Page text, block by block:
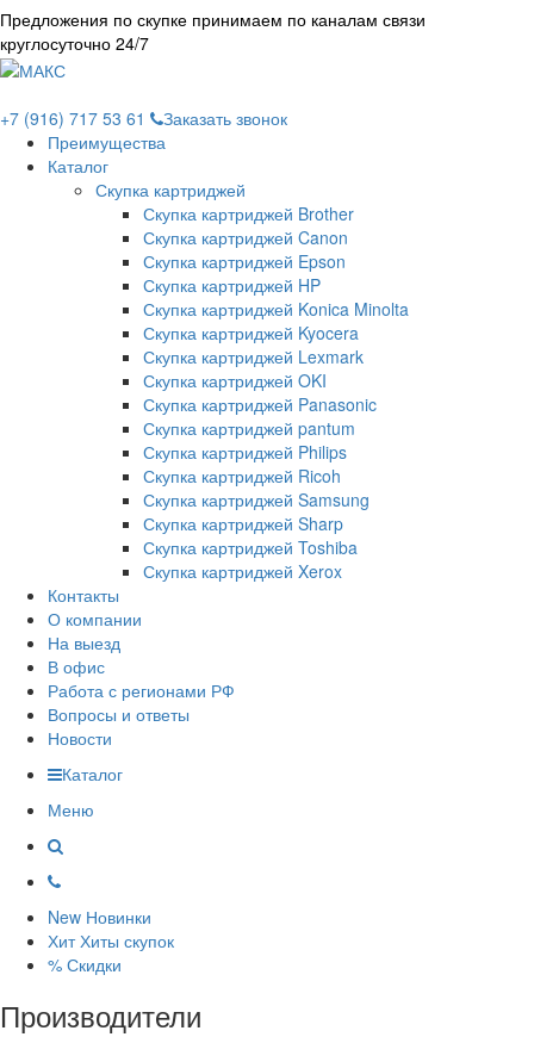
Предложения по скупке принимаем по каналам связи
круглосуточно 24/7
+7 (916) 717 53 61
Заказать звонок
Преимущества
Каталог
Скупка картриджей
Скупка картриджей Brother
Скупка картриджей Canon
Скупка картриджей Epson
Скупка картриджей HP
Скупка картриджей Konica Minolta
Скупка картриджей Kyocera
Скупка картриджей Lexmark
Скупка картриджей OKI
Скупка картриджей Panasonic
Скупка картриджей pantum
Скупка картриджей Philips
Скупка картриджей Ricoh
Скупка картриджей Samsung
Скупка картриджей Sharp
Скупка картриджей Toshiba
Скупка картриджей Xerox
Контакты
О компании
На выезд
В офис
Работа с регионами РФ
Вопросы и ответы
Новости
Каталог
Меню
New Новинки
Хит Хиты скупок
% Скидки
Производители